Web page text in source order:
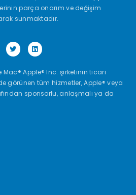
parça onarım ve değişim
sunmaktadır.
Mac® Apple® Inc. şirketinin ticari
görünen tüm hizmetler, Apple® veya
sponsorlu, anlaşmalı ya da